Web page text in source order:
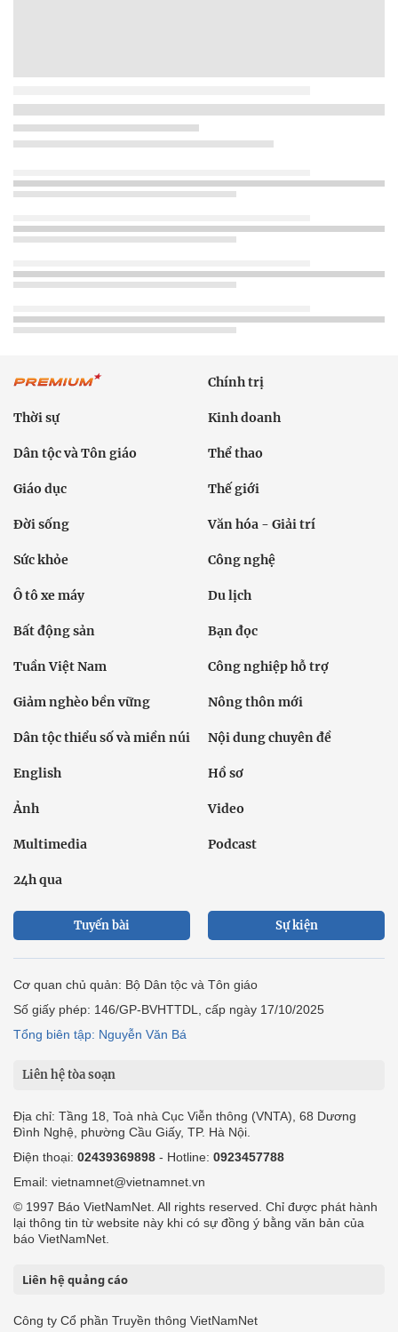
Chính trị
Thời sự Kinh doanh
Dân tộc và Tôn giáo Thể thao
Giáo dục Thế giới
Đời sống Văn hóa - Giải trí
Sức khỏe Công nghệ
Ô tô xe máy Du lịch
Bất động sản Bạn đọc
Tuần Việt Nam Công nghiệp hỗ trợ
Giảm nghèo bền vững Nông thôn mới
Dân tộc thiểu số và miền núi Nội dung chuyên đề
English Hồ sơ
Ảnh Video
Multimedia Podcast
24h qua
Tuyến bài Sự kiện
Cơ quan chủ quản: Bộ Dân tộc và Tôn giáo
Số giấy phép: 146/GP-BVHTTDL, cấp ngày 17/10/2025
Tổng biên tập: Nguyễn Văn Bá
Liên hệ tòa soạn
Địa chỉ: Tầng 18, Toà nhà Cục Viễn thông (VNTA), 68 Dương
Đình Nghệ, phường Cầu Giấy, TP. Hà Nội.
Điện thoại: 02439369898 - Hotline: 0923457788
Email: vietnamnet@vietnamnet.vn
© 1997 Báo VietNamNet. All rights reserved. Chỉ được phát hành
lại thông tin từ website này khi có sự đồng ý bằng văn bản của
báo VietNamNet.
Liên hệ quảng cáo
Công ty Cổ phần Truyền thông VietNamNet